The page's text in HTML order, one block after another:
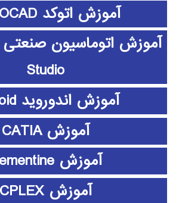
آموزش اتوکد AUTOCAD
Studio
آموزش اندوروید android
آموزش CATIA
آموزش clementine
آموزش CPLEX